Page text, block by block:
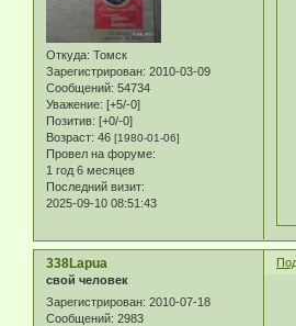
Откуда: Томск
Зарегистрирован: 2010-03-09
Сообщений: 54734
Уважение: [+5/-0]
Позитив: [+0/-0]
Возраст: 46 [1980-01-06]
Провел на форуме:
1 год 6 месяцев
Последний визит:
2025-09-10 08:51:43
338Lapua
свой человек
Зарегистрирован: 2010-07-18
Сообщений: 2983